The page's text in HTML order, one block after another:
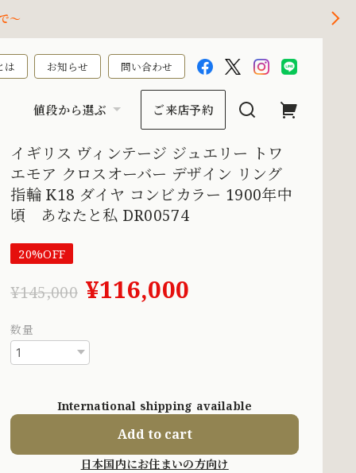
～
は お知らせ 問い合わせ
値段から選ぶ ご来店予約
イギリス ヴィンテージ ジュエリー トワ
エモア クロスオーバー デザイン リング
指輪 K18 ダイヤ コンビカラー 1900年中
頃 あなたと私 DR00574
20%OFF
¥145,000 ¥116,000
数量
International shipping available
Add to cart
日本国内にお住まいの方向け